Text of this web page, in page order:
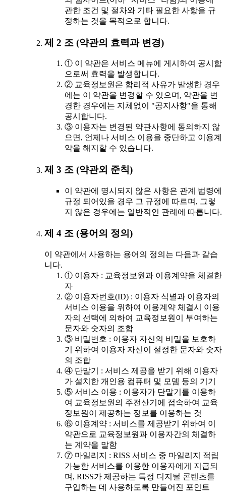
관한 조건 및 절차와 기타 필요한 사항을 규
정하는 것을 목적으로 합니다.
제 2 조 (약관의 효력과 변경)
① 이 약관은 서비스 메뉴에 게시하여 공시함
으로써 효력을 발생합니다.
② 교육정보원은 합리적 사유가 발생한 경우
에는 이 약관을 변경할 수 있으며, 약관을 변
경한 경우에는 지체없이 "공지사항"을 통해
공시합니다.
③ 이용자는 변경된 약관사항에 동의하지 않
으면, 언제나 서비스 이용을 중단하고 이용계
약을 해지할 수 있습니다.
제 3 조 (약관외 준칙)
이 약관에 명시되지 않은 사항은 관계 법령에
규정 되어있을 경우 그 규정에 따르며, 그렇
지 않은 경우에는 일반적인 관례에 따릅니다.
제 4 조 (용어의 정의)
이 약관에서 사용하는 용어의 정의는 다음과 같습
니다.
① 이용자 : 교육정보원과 이용계약을 체결한
자
② 이용자번호(ID) : 이용자 식별과 이용자의
서비스 이용을 위하여 이용계약 체결시 이용
자의 선택에 의하여 교육정보원이 부여하는
문자와 숫자의 조합
③ 비밀번호 : 이용자 자신의 비밀을 보호하
기 위하여 이용자 자신이 설정한 문자와 숫자
의 조합
④ 단말기 : 서비스 제공을 받기 위해 이용자
가 설치한 개인용 컴퓨터 및 모뎀 등의 기기
⑤ 서비스 이용 : 이용자가 단말기를 이용하
여 교육정보원의 주전산기에 접속하여 교육
정보원이 제공하는 정보를 이용하는 것
⑥ 이용계약 : 서비스를 제공받기 위하여 이
약관으로 교육정보원과 이용자간의 체결하
는 계약을 말함
⑦ 마일리지 : RISS 서비스 중 마일리지 적립
가능한 서비스를 이용한 이용자에게 지급되
며, RISS가 제공하는 특정 디지털 콘텐츠를
구입하는 데 사용하도록 만들어진 포인트